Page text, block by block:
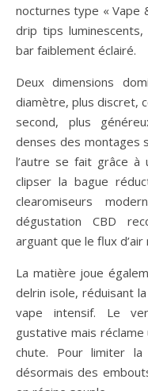
nocturnes type « Vape
drip tips
bar faiblement éclairé.
Deux dimensions
diamètre, plus discret,
second, plus
denses des montages
l’autre se fait grâce
clipser la bague
clearomiseurs
dégustation CBD
arguant que le flux
La matière joue
delrin isole, réduisant
vape intensif. Le
gustative mais réclame
chute. Pour limiter
désormais des